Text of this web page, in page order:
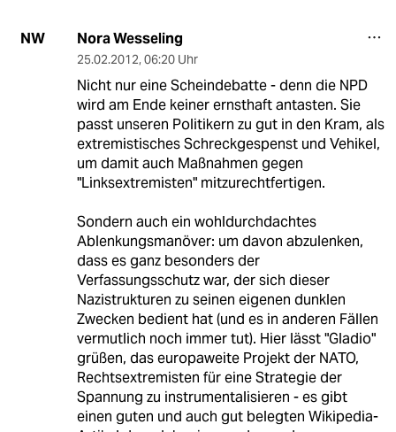
NW Nora Wesseling
25.02.2012, 06:20 Uhr
Nicht nur eine Scheindebatte - denn die NPD
wird am Ende keiner ernsthaft antasten. Sie
passt unseren Politikern zu gut in den Kram, als
extremistisches Schreckgespenst und Vehikel,
um damit auch Maßnahmen gegen
"Linksextremisten" mitzurechtfertigen.
Sondern auch ein wohldurchdachtes
Ablenkungsmanöver: um davon abzulenken,
dass es ganz besonders der
Verfassungsschutz war, der sich dieser
Nazistrukturen zu seinen eigenen dunklen
Zwecken bedient hat (und es in anderen Fällen
vermutlich noch immer tut). Hier lässt "Gladio"
grüßen, das europaweite Projekt der NATO,
Rechtsextremisten für eine Strategie der
Spannung zu instrumentalisieren - es gibt
einen guten und auch gut belegten Wikipedia-